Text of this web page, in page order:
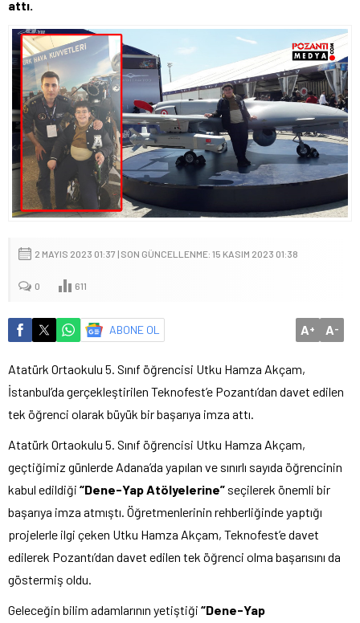
attı.
2 MAYIS 2023 01:37 | SON GÜNCELLENME: 15 KASIM 2023 01:38
0 611
ABONE OL A+ A-
Atatürk Ortaokulu 5. Sınıf öğrencisi Utku Hamza Akçam,
İstanbul’da gerçekleştirilen Teknofest’e Pozantı’dan davet edilen
tek öğrenci olarak büyük bir başarıya imza attı.
Atatürk Ortaokulu 5. Sınıf öğrencisi Utku Hamza Akçam,
geçtiğimiz günlerde Adana’da yapılan ve sınırlı sayıda öğrencinin
kabul edildiği “Dene-Yap Atölyelerine” seçilerek önemli bir
başarıya imza atmıştı. Öğretmenlerinin rehberliğinde yaptığı
projelerle ilgi çeken Utku Hamza Akçam, Teknofest’e davet
edilerek Pozantı’dan davet edilen tek öğrenci olma başarısını da
göstermiş oldu.
Geleceğin bilim adamlarının yetiştiği “Dene-Yap